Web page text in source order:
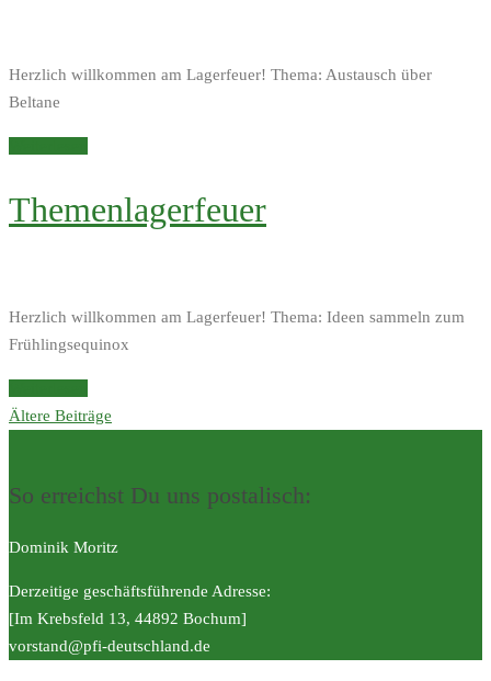
Herzlich willkommen am Lagerfeuer! Thema: Austausch über
Beltane
Themenlagerfeuer
Herzlich willkommen am Lagerfeuer! Thema: Ideen sammeln zum
Frühlingsequinox
Beitragsnavigation
Ältere Beiträge
So erreichst Du uns postalisch:
Dominik Moritz
Derzeitige geschäftsführende Adresse:
[Im Krebsfeld 13, 44892 Bochum]
vorstand@pfi-deutschland.de